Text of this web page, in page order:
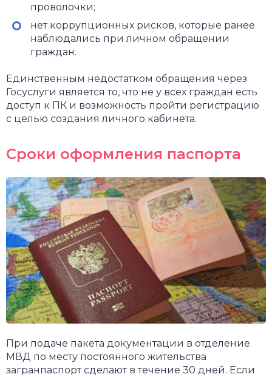
проволочки;
нет коррупционных рисков, которые ранее
наблюдались при личном обращении
граждан.
Единственным недостатком обращения через
Госуслуги является то, что не у всех граждан есть
доступ к ПК и возможность пройти регистрацию
с целью создания личного кабинета.
Сроки оформления паспорта
При подаче пакета документации в отделение
МВД по месту постоянного жительства
загранпаспорт сделают в течение 30 дней. Если